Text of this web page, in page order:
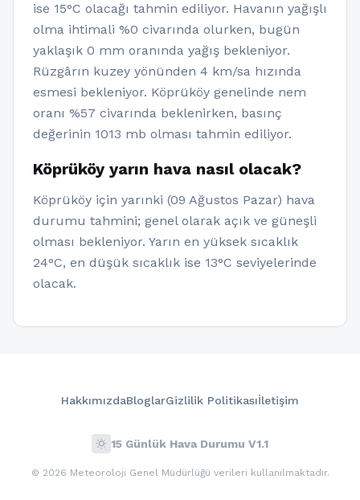
ise 15°C olacağı tahmin ediliyor. Havanın yağışlı
olma ihtimali %0 civarında olurken, bugün
yaklaşık 0 mm oranında yağış bekleniyor.
Rüzgârın kuzey yönünden 4 km/sa hızında
esmesi bekleniyor. Köprüköy genelinde nem
oranı %57 civarında beklenirken, basınç
değerinin 1013 mb olması tahmin ediliyor.
Köprüköy yarın hava nasıl olacak?
Köprüköy için yarınki (09 Ağustos Pazar) hava
durumu tahmini; genel olarak açık ve güneşli
olması bekleniyor. Yarın en yüksek sıcaklık
24°C, en düşük sıcaklık ise 13°C seviyelerinde
olacak.
HakkımızdaBloglarGizlilik Politikasıİletişim
wb_sunny 15 Günlük Hava Durumu V1.1
© 2026 Meteoroloji Genel Müdürlüğü verileri kullanılmaktadır.